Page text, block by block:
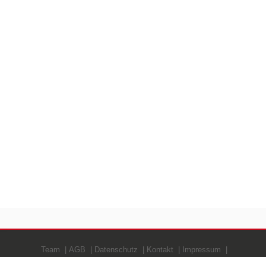
Team AGB Datenschutz Kontakt Impressum